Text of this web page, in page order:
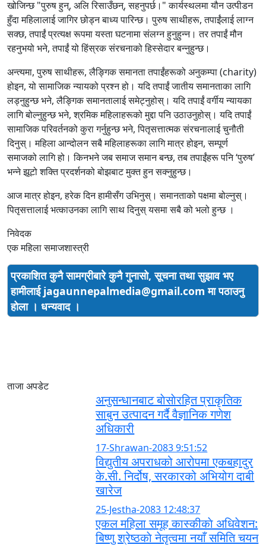
खोजिन्छ "पुरुष हुन्, अलि रिसाउँछन्, सहनुपर्छ।" कार्यस्थलमा यौन उत्पीडन
हुँदा महिलालाई जागिर छोड्न बाध्य पारिन्छ। पुरुष साथीहरू, तपाईंलाई लाग्न
सक्छ, तपाईं प्रत्यक्ष रूपमा यस्ता घटनामा संलग्न हुनुहुन्न। तर तपाईं मौन
रहनुभयो भने, तपाईं यो हिंस्रक संरचनाको हिस्सेदार बन्नुहुन्छ।
अन्त्यमा, पुरुष साथीहरू, लैङ्गिक समानता तपाईंहरूको अनुकम्पा (charity)
होइन, यो सामाजिक न्यायको प्रश्न हो। यदि तपाईं जातीय समानताका लागि
लड्नुहुन्छ भने, लैङ्गिक समानतालाई समेट्नुहोस्। यदि तपाईं वर्गीय न्यायका
लागि बोल्नुहुन्छ भने, श्रमिक महिलाहरूको मुद्दा पनि उठाउनुहोस्। यदि तपाईं
सामाजिक परिवर्तनको कुरा गर्नुहुन्छ भने, पितृसत्तात्मक संरचनालाई चुनौती
दिनुस्। महिला आन्दोलन सबै महिलाहरूका लागि मात्र होइन, सम्पूर्ण
समाजको लागि हो। किनभने जब समाज समान बन्छ, तब तपाईंहरू पनि ‘पुरुष’
भन्ने झूटो शक्ति प्रदर्शनको बोझबाट मुक्त हुन सक्नुहुन्छ।
आज मात्र होइन, हरेक दिन हामीसँग उभिनुस्। समानताको पक्षमा बोल्नुस्।
पितृसत्तालाई भत्काउनका लागि साथ दिनुस् यसमा सबै को भलो हुन्छ ।
निवेदक
एक महिला समाजशास्त्री
प्रकाशित कुनै सामग्रीबारे कुनै गुनासो, सूचना तथा सुझाव भए
हामीलाईjagaunnepalmedia@gmail.com मा पठाउनु
होला । धन्यवाद ।
ताजा अपडेट
अनुसन्धानबाट बाेसाेरहित प्राकृतिक
साबुन उत्पादन गर्दै वैज्ञानिक गणेश
अधिकारी
17-Shrawan-2083 9:51:52
विद्युतीय अपराधको आरोपमा एकबहादुर
के.सी. निर्दोष, सरकारको अभियोग दाबी
खारेज
25-Jestha-2083 12:48:37
एकल महिला समूह कास्कीकाे अधिवेशन:
बिष्णु श्रेष्ठकाे नेतृत्वमा नयाँ समिति चयन